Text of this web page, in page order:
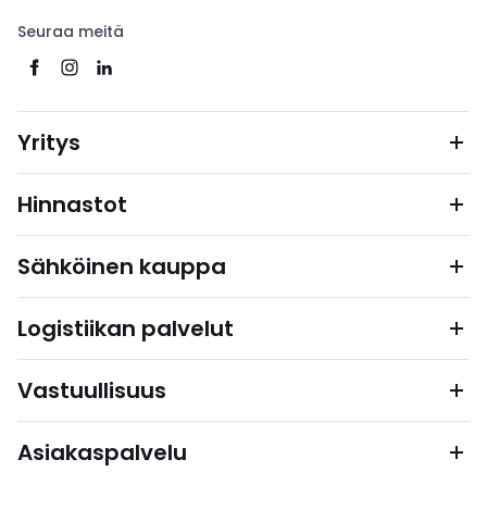
Seuraa meitä
Yritys
Hinnastot
Sähköinen kauppa
Logistiikan palvelut
Vastuullisuus
Asiakaspalvelu